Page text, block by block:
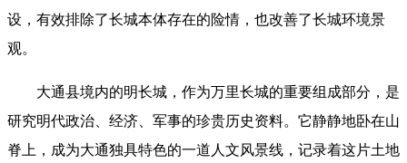
设，有效排除了长城本体存在的险情，也改善了长城环境景
观。
大通县境内的明长城，作为万里长城的重要组成部分，是
研究明代政治、经济、军事的珍贵历史资料。它静静地卧在山
脊上，成为大通独具特色的一道人文风景线，记录着这片土地